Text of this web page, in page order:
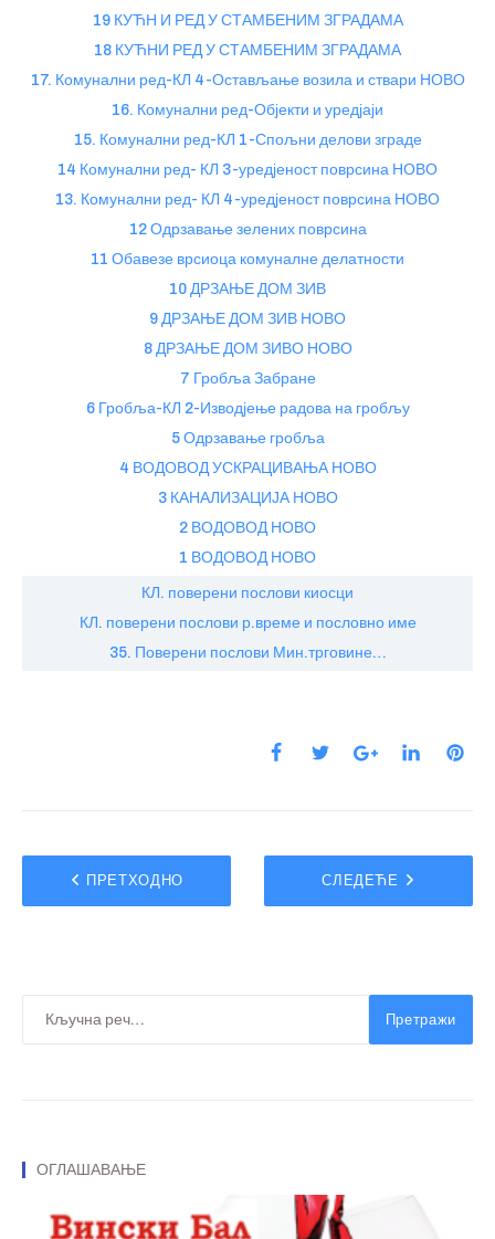
19 КУЋН И РЕД У СТАМБЕНИМ ЗГРАДАМА
18 КУЋНИ РЕД У СТАМБЕНИМ ЗГРАДАМА
17. Комунални ред-КЛ 4-Остављање возила и ствари НОВО
16. Комунални ред-Објекти и уредјаји
15. Комунални ред-КЛ 1-Спољни делови зграде
14 Комунални ред- КЛ 3-уредјеност поврсина НОВО
13. Комунални ред- КЛ 4-уредјеност поврсина НОВО
12 Одрзавање зелених поврсина
11 Обавезе врсиоца комуналне делатности
10 ДРЗАЊЕ ДОМ ЗИВ
9 ДРЗАЊЕ ДОМ ЗИВ НОВО
8 ДРЗАЊЕ ДОМ ЗИВО НОВО
7 Гробља Забране
6 Гробља-КЛ 2-Изводјење радова на гробљу
5 Одрзавање гробља
4 ВОДОВОД УСКРАЦИВАЊА НОВО
3 КАНАЛИЗАЦИЈА НОВО
2 ВОДОВОД НОВО
1 ВОДОВОД НОВО
КЛ. поверени послови киосци
КЛ. поверени послови р.време и пословно име
35. Поверени послови Мин.трговине…
ПРЕТХОДНО СЛЕДЕЋЕ
Претражи
ОГЛАШАВАЊЕ